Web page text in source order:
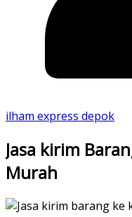
ilham express depok
Jasa kirim
Murah